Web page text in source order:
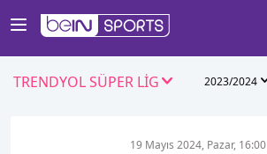
TRENDYOL SÜPER LİG 2023/2024
19 Mayıs 2024, Pazar, 16:00